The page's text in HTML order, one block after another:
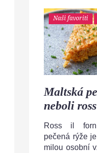
Naši favoriti
Maltská
neboli
Ross il
pečená rýže
milou osobní